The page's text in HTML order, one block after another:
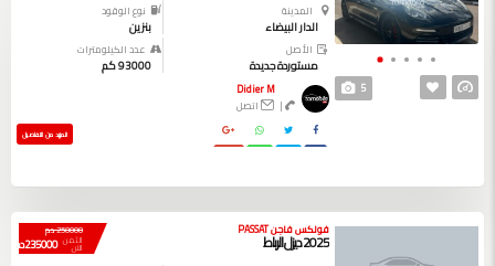
5
المدينة
الدار البيضاء
نوع الوقود
بنزين
الأصل
مستوردة جديدة
عدد الكيلومترات
93000 كم
Didier M
|
اتصل
المزيد من التفاصيل
250000 دم
الثمن
الآن 235000 دم
فولكس فاجن PASSAT
2025 ديزل الرباط